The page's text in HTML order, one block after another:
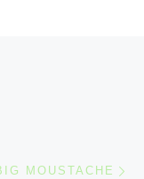
MOUSTACHE